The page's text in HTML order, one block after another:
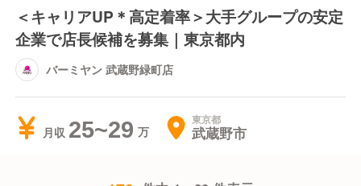
＜キャリアUP＊高定着率＞大手グループの安定
企業で店長候補を募集｜東京都内
バーミヤン 武蔵野緑町店
月収 25~29 東京都
武蔵野市